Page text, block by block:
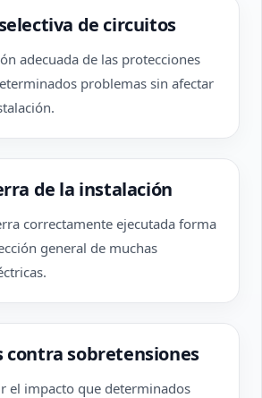
de circuitos
adecuada de las protecciones
problemas sin afectar
de la instalación
correctamente ejecutada forma
general de muchas
contra sobretensiones
el impacto que determinados